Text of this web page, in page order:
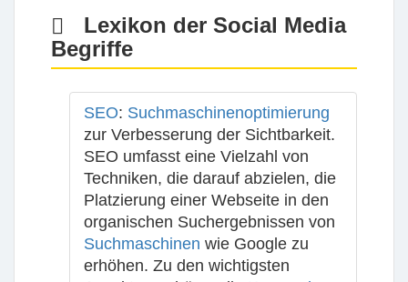
Lexikon der Social Media
Begriffe
SEO: Suchmaschinenoptimierung
zur Verbesserung der Sichtbarkeit.
SEO umfasst eine Vielzahl von
Techniken, die darauf abzielen, die
Platzierung einer Webseite in den
organischen Suchergebnissen von
Suchmaschinen wie Google zu
erhöhen. Zu den wichtigsten